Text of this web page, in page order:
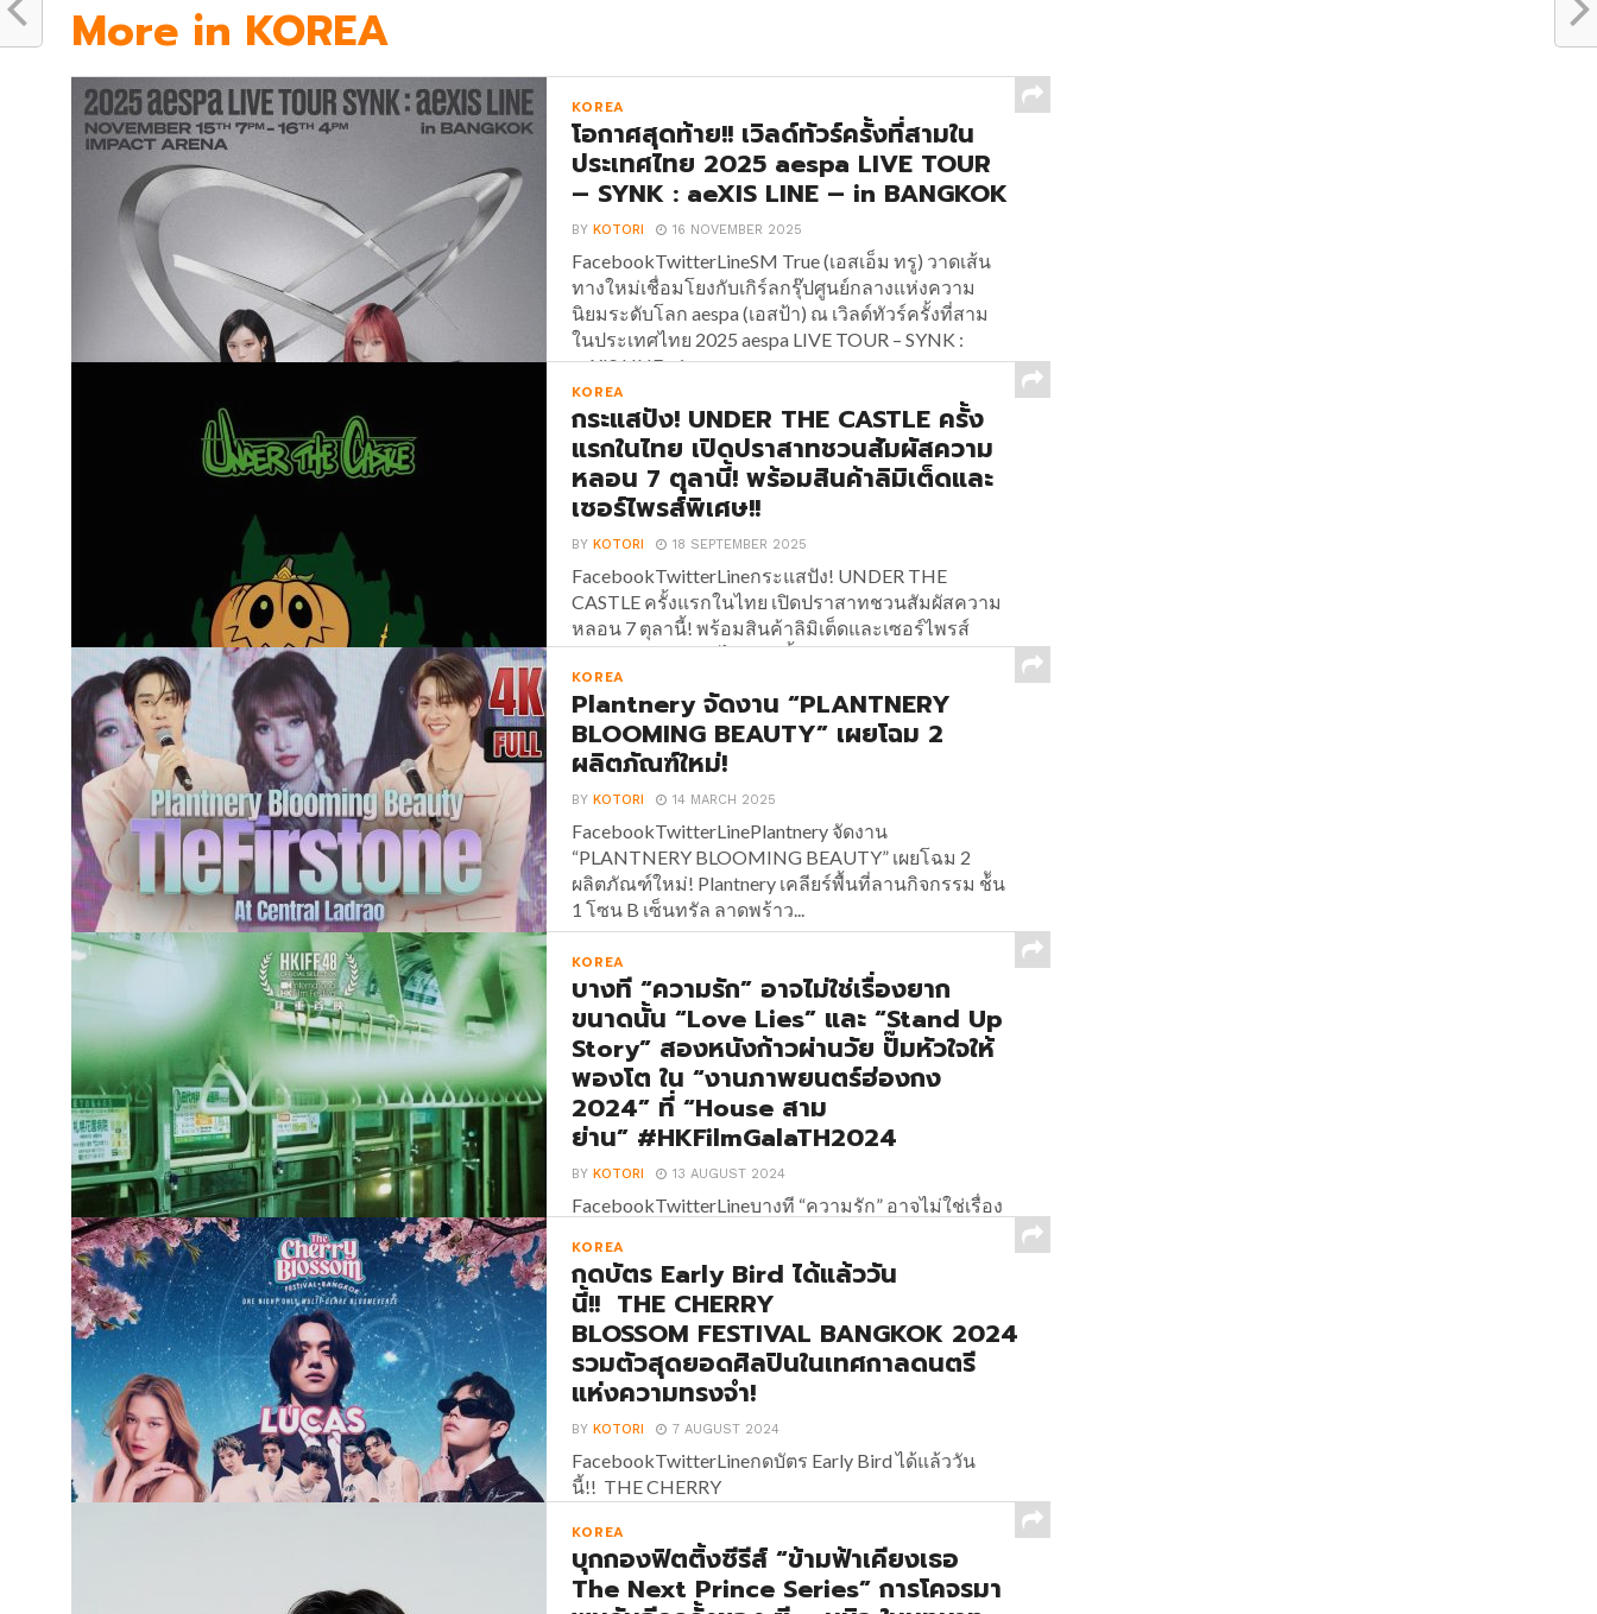
More in KOREA
KOREA
โอกาศสุดท้าย!! เวิลด์ทัวร์ครั้งที่สามใน
ประเทศไทย 2025 aespa LIVE TOUR
– SYNK : aeXIS LINE – in BANGKOK
BYKOTORI 16 NOVEMBER 2025
FacebookTwitterLineSM True (เอสเอ็ม ทรู) วาดเส้น
ทางใหม่เชื่อมโยงกับเกิร์ลกรุ๊ปศูนย์กลางแห่งความ
นิยมระดับโลก aespa (เอสป้า) ณ เวิลด์ทัวร์ครั้งที่สาม
ในประเทศไทย 2025 aespa LIVE TOUR – SYNK :
aeXIS LINE – in...
KOREA
กระแสปัง! UNDER THE CASTLE ครั้ง
แรกในไทย เปิดปราสาทชวนสัมผัสความ
หลอน 7 ตุลานี้! พร้อมสินค้าลิมิเต็ดและ
เซอร์ไพรส์พิเศษ!!
BYKOTORI 18 SEPTEMBER 2025
FacebookTwitterLineกระแสปัง! UNDER THE
CASTLE ครั้งแรกในไทย เปิดปราสาทชวนสัมผัสความ
หลอน 7 ตุลานี้! พร้อมสินค้าลิมิเต็ดและเซอร์ไพรส์
พิเศษ!! กระแสแรงไม่หยุด ตั้งแต่ UNDER THE
CASTLE ประกาศเปิดประตูปราสาทชวนสัมผัสความ
หลอน อีเวนต์ต้อนรับฮาโลวีนครั้งแรกใน
ประเทศไทย!!...
KOREA
Plantnery จัดงาน “PLANTNERY
BLOOMING BEAUTY” เผยโฉม 2
ผลิตภัณฑ์ใหม่!
BYKOTORI 14 MARCH 2025
FacebookTwitterLinePlantnery จัดงาน
“PLANTNERY BLOOMING BEAUTY” เผยโฉม 2
ผลิตภัณฑ์ใหม่! Plantnery เคลียร์พื้นที่ลานกิจกรรม ช้ัน
1 โซน B เซ็นทรัล ลาดพร้าว...
KOREA
บางที “ความรัก” อาจไม่ใช่เรื่องยาก
ขนาดนั้น “Love Lies” และ “Stand Up
Story” สองหนังก้าวผ่านวัย ปั๊มหัวใจให้
พองโต ใน “งานภาพยนตร์ฮ่องกง
2024” ที่ “House สาม
ย่าน” #HKFilmGalaTH2024
BYKOTORI 13 AUGUST 2024
FacebookTwitterLineบางที “ความรัก” อาจไม่ใช่เรื่อง
หนังก้าวผ่านวัย ปั๊มหัวใจให้พองโต ใน “งานภาพยนตร์
ฮ่องกง 2024” ที่ “House สาม
ย่าน” #HKFilmGalaTH2024 นอกเหนือจากหนังดุเข้ม
เต็มแม็กซ์แล้ว “งานภาพยนตร์ฮ่องกง 2024” (Hong
Kong...
KOREA
กดบัตร Early Bird ได้แล้ววัน
นี้!! THE CHERRY
BLOSSOM FESTIVAL BANGKOK 2024
รวมตัวสุดยอดศิลปินในเทศกาลดนตรี
แห่งความทรงจำ!
BYKOTORI 7 AUGUST 2024
FacebookTwitterLineกดบัตร Early Bird ได้แล้ววัน
นี้!! THE CHERRY
ยอดศิลปินในเทศกาลดนตรีแห่งความทรงจำ! เตรียม
ตัวให้พร้อมสำหรับค่ำคืนแห่งความทรงจำครั้งแรกใน
กรุงเทพฯ! เทศกาลดนตรีที่รวบรวมศิลปินสุดฮอต และ
KOREA
บุกกองฟิตติ้งซีรีส์ “ข้ามฟ้าเคียงเธอ
The Next Prince Series” การโคจรมา